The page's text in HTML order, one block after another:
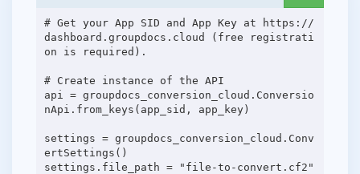
# Get your App SID and App Key at https://
dashboard.groupdocs.cloud (free registrati
on is required).
# Create instance of the API
api = groupdocs_conversion_cloud.Conversio
nApi.from_keys(app_sid, app_key)
settings = groupdocs_conversion_cloud.Conv
ertSettings()
settings.file_path = "file-to-convert.cf2"